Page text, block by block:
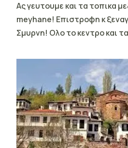
Ας γευτουμε και τα τοπικα
meyhane! Επιστροφη κ
Σμυρνη! Ολο το κεντρο και